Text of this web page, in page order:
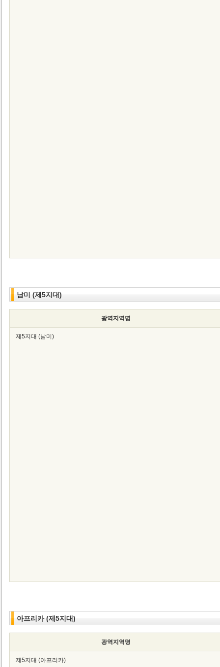
남미 (제5지대)
광역지역명
제5지대 (남미)
아프리카 (제5지대)
광역지역명
제5지대 (아프리카)